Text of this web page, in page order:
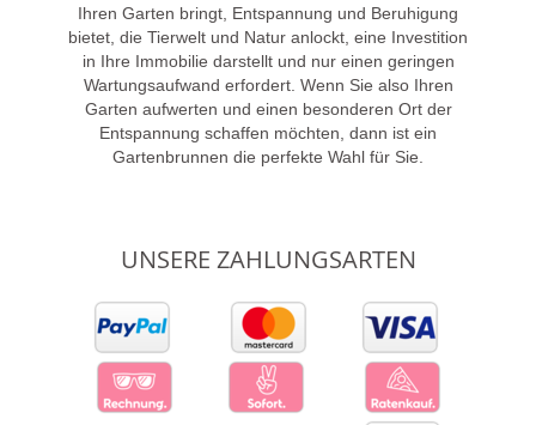
Ihren Garten bringt, Entspannung und Beruhigung
bietet, die Tierwelt und Natur anlockt, eine Investition
in Ihre Immobilie darstellt und nur einen geringen
Wartungsaufwand erfordert. Wenn Sie also Ihren
Garten aufwerten und einen besonderen Ort der
Entspannung schaffen möchten, dann ist ein
Gartenbrunnen die perfekte Wahl für Sie.
UNSERE ZAHLUNGSARTEN